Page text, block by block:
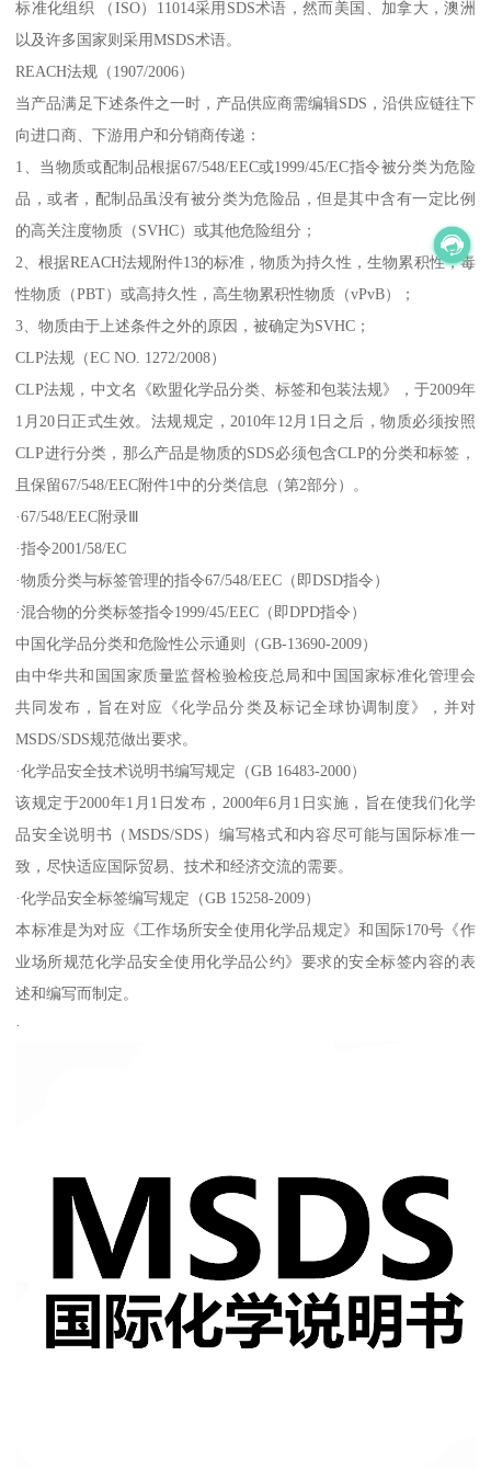
标准化组织 （ISO）11014采用SDS术语，然而美国、加拿大，澳洲
以及许多国家则采用MSDS术语。
REACH法规（1907/2006）
当产品满足下述条件之一时，产品供应商需编辑SDS，沿供应链往下
向进口商、下游用户和分销商传递：
1、当物质或配制品根据67/548/EEC或1999/45/EC指令被分类为危险
品，或者，配制品虽没有被分类为危险品，但是其中含有一定比例
的高关注度物质（SVHC）或其他危险组分；
2、根据REACH法规附件13的标准，物质为持久性，生物累积性，毒
性物质（PBT）或高持久性，高生物累积性物质（vPvB）；
3、物质由于上述条件之外的原因，被确定为SVHC；
CLP法规（EC NO. 1272/2008）
CLP法规，中文名《欧盟化学品分类、标签和包装法规》，于2009年
1月20日正式生效。法规规定，2010年12月1日之后，物质必须按照
CLP进行分类，那么产品是物质的SDS必须包含CLP的分类和标签，
且保留67/548/EEC附件1中的分类信息（第2部分）。
·67/548/EEC附录Ⅲ
·指令2001/58/EC
·物质分类与标签管理的指令67/548/EEC（即DSD指令）
·混合物的分类标签指令1999/45/EEC（即DPD指令）
中国化学品分类和危险性公示通则（GB-13690-2009）
由中华共和国国家质量监督检验检疫总局和中国国家标准化管理会
共同发布，旨在对应《化学品分类及标记全球协调制度》，并对
MSDS/SDS规范做出要求。
·化学品安全技术说明书编写规定（GB 16483-2000）
该规定于2000年1月1日发布，2000年6月1日实施，旨在使我们化学
品安全说明书（MSDS/SDS）编写格式和内容尽可能与国际标准一
致，尽快适应国际贸易、技术和经济交流的需要。
·化学品安全标签编写规定（GB 15258-2009）
本标准是为对应《工作场所安全使用化学品规定》和国际170号《作
业场所规范化学品安全使用化学品公约》要求的安全标签内容的表
述和编写而制定。
·